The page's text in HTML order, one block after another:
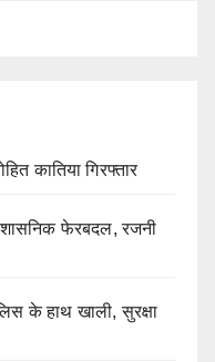
कातिया गिरफ्तार
फेरबदल, रजनी
के हाथ खाली, सुरक्षा